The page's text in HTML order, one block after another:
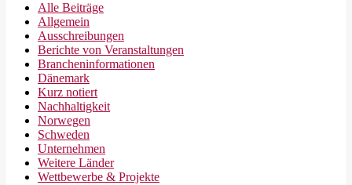
Alle Beiträge
Allgemein
Ausschreibungen
Berichte von Veranstaltungen
Brancheninformationen
Dänemark
Kurz notiert
Nachhaltigkeit
Norwegen
Schweden
Unternehmen
Weitere Länder
Wettbewerbe & Projekte